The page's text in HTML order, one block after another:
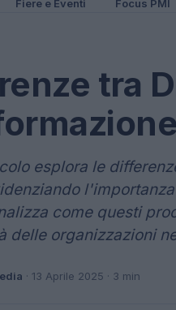
Fiere e Eventi Focus PMI
tra
esplora le
come questi
delle organizzazioni
· 13 Aprile 2025 · 3 min